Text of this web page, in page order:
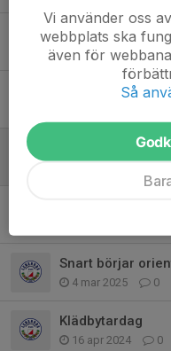
Tisdagensträning
1 sep 2025 0
Dagens träning
Klubbarbete
Snart börjar
4 mar 2025 0
Klädbytardag
16 apr 2024 0
Vi använder oss
webbplats ska
även för
Så